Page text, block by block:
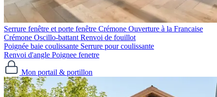
Serrure fenêtre et porte fenêtre Crémone Ouverture à la Francaise
Crémone Oscillo-battant Renvoi de fouillot
Poignée baie coulissante Serrure pour coulissante
Renvoi d'angle Poignee fenetre
Mon portail & portillon